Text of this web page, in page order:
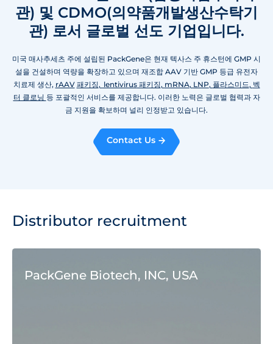
관) 및 CDMO(의약품개발생산수탁기
관) 로서 글로벌 선도 기업입니다.
미국 매사추세츠 주에 설립된 PackGene은 현재 텍사스 주 휴스턴에 GMP 시
설을 건설하며 역량을 확장하고 있으며 재조합 AAV 기반 GMP 등급 유전자
치료제 생산, rAAV 패키징, lentivirus패키징, mRNA, LNP, 플라스미드 , 벡
터 클로닝 등 포괄적인 서비스를 제공합니다. 이러한 노력은 글로벌 협력과 자
금 지원을 확보하며 널리 인정받고 있습니다.
Contact Us
Distributor recruitment
PackGene Biotech, INC, USA